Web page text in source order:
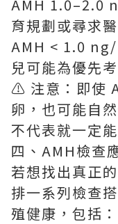
AMH 1.0–2.0
育規劃或尋求
AMH < 1.0 ng/
兒可能為優先
⚠️ 注意：即使
卵，也可能自
不代表就一定
四、AMH檢查
若想找出真正
排一系列檢查
殖健康，包括：